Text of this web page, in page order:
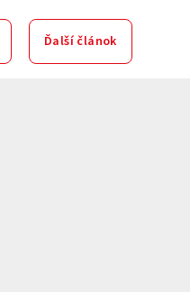
Ďalší článok